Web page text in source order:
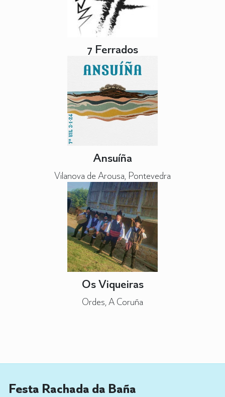
7 Ferrados
Ansuíña
Vilanova de Arousa, Pontevedra
Os Viqueiras
Ordes, A Coruña
Festa Rachada da Baña